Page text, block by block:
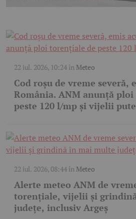
22 iul. 2026, 10:24în Meteo
Cod roșu de vreme severă,
România. ANM anunță
peste 120 l/mp și vijelii
22 iul. 2026, 08:44în Meteo
Alerte meteo ANM de
torențiale, vijelii și
județe, inclusiv Argeș